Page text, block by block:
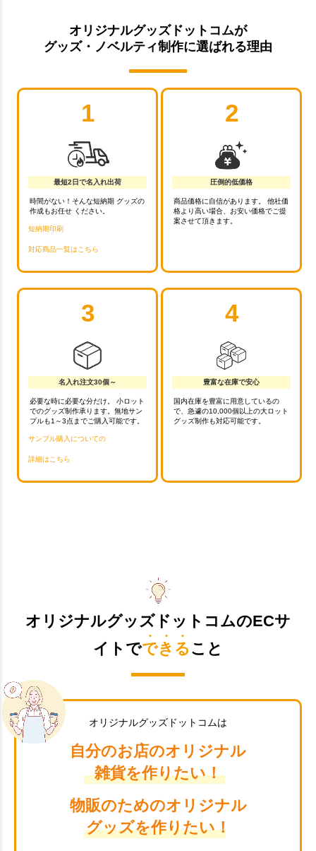
オリジナルグッズドットコムが
グッズ・ノベルティ制作に選ばれる理由
1
最短2日で名入れ出荷
時間がない！そんな短納期 グッズの
作成もお任せ ください。
短納期印刷
対応商品一覧はこちら
2
圧倒的低価格
商品価格に自信があります。 他社価
格より高い場合、お安い価格でご提
案させて頂きます。
3
名入れ注文30個～
必要な時に必要な分だけ。 小ロット
でのグッズ制作承ります。無地サン
プルも1～3点までご購入可能です。
サンプル購入についての
詳細はこちら
4
豊富な在庫で安心
国内在庫を豊富に用意しているの
で、急遽の10,000個以上の大ロット
グッズ制作も対応可能です。
オリジナルグッズドットコムのECサ
イトでできる こと
オリジナルグッズドットコムは
自分のお店のオリジナル
雑貨を作りたい！
物販のためのオリジナル
グッズを作りたい！